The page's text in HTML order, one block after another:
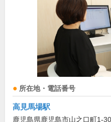
所在地・電話番号
高見馬場駅
鹿児島県鹿児島市山之口町1-30